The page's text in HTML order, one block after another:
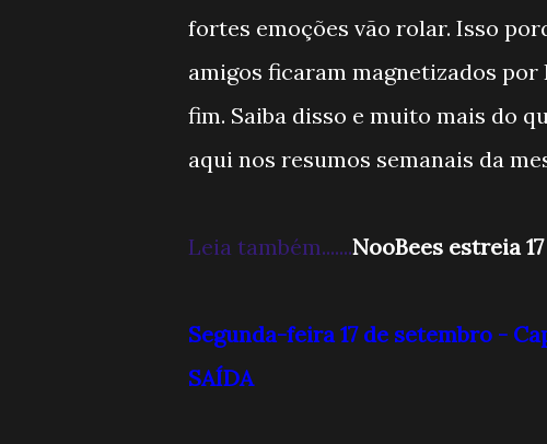
fortes emoções vão rolar. Isso
amigos ficaram magnetizados por
fim. Saiba disso e muito mais do
aqui nos resumos semanais da
Leia também.......NooBees estreia
Segunda-feira 17 de setembro -
SAÍDA